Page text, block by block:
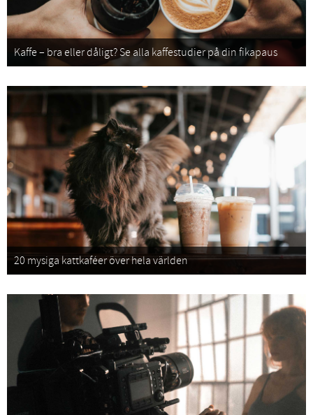
Kaffe – bra eller dåligt? Se alla kaffestudier på din fikapaus
20 mysiga kattkaféer över hela världen